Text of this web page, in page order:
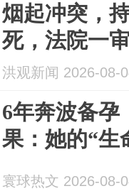
烟起冲突，
死，法院一
亲：为备孕
洪观新闻 2026-08-
6年奔波备孕
果：她的“生
寰球热文 2026-08-